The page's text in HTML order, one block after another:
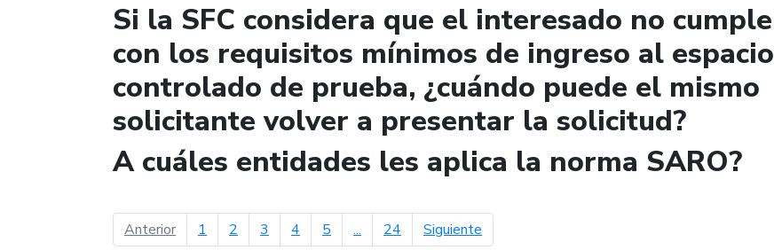
Si la SFC considera que el interesado no cumple
con los requisitos mínimos de ingreso al espacio
controlado de prueba, ¿cuándo puede el mismo
solicitante volver a presentar la solicitud?
A cuáles entidades les aplica la norma SARO?
Anteriorpágina anterior
1 2 3 4 5 ... 24 Siguiente